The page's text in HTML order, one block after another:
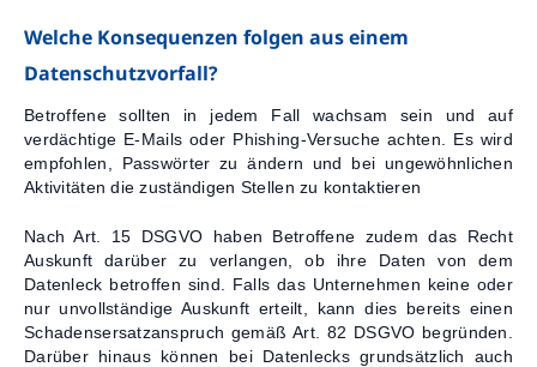
Welche Konsequenzen folgen aus einem
Datenschutzvorfall?
Betroffene sollten in jedem Fall wachsam sein und auf
verdächtige E-Mails oder Phishing-Versuche achten. Es wird
empfohlen, Passwörter zu ändern und bei ungewöhnlichen
Aktivitäten die zuständigen Stellen zu kontaktieren
Nach Art. 15 DSGVO haben Betroffene zudem das Recht
Auskunft darüber zu verlangen, ob ihre Daten von dem
Datenleck betroffen sind. Falls das Unternehmen keine oder
nur unvollständige Auskunft erteilt, kann dies bereits einen
Schadensersatzanspruch gemäß Art. 82 DSGVO begründen.
Darüber hinaus können bei Datenlecks grundsätzlich auch